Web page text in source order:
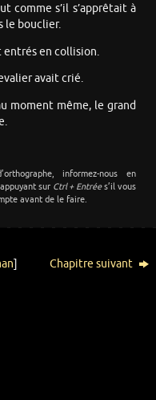
comme s’il s’apprêtait à
le bouclier.
en collision.
avait crié.
moment même, le grand
informez-nous en
sur Ctrl + Entrées’il vous
avant de le faire.
] Chapitre suivant